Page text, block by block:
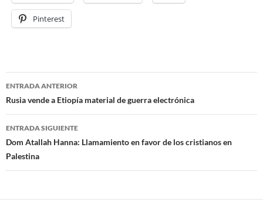
Pinterest
Navegación
de
entradas
ENTRADA ANTERIOR
Rusia vende a Etiopía material de guerra electrónica
ENTRADA SIGUIENTE
Dom Atallah Hanna: Llamamiento en favor de los cristianos en
Palestina